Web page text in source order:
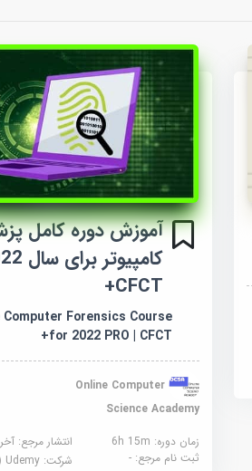
آموزش دوره کامل
CFCT+
Forensics Course
for 2022 PRO | CFCT+
Online Computer
Science Academy
زمان دوره: 6h 15m
انتشار مرجع:
ثبت نام مرجع: - شرکت:Udemy (یودمی)